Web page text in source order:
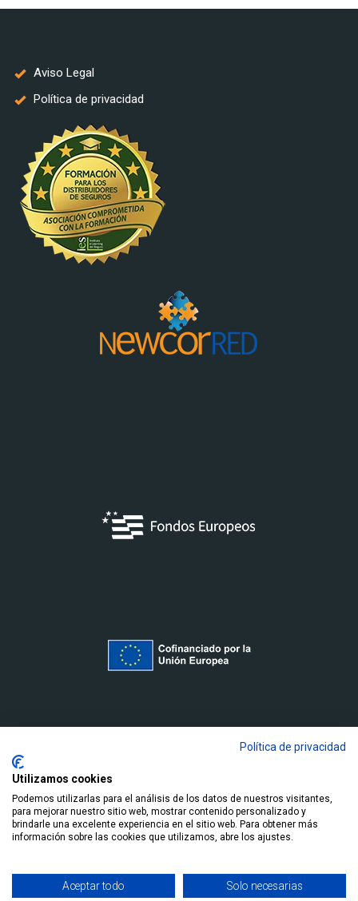
Aviso Legal
Política de privacidad
Diseño y desarrollo: THEGECOCOMPANY
Política de privacidad
Utilizamos cookies
Podemos utilizarlas para el análisis de los datos de nuestros visitantes,
para mejorar nuestro sitio web, mostrar contenido personalizado y
brindarle una excelente experiencia en el sitio web. Para obtener más
información sobre las cookies que utilizamos, abre los ajustes.
Aceptar todo Solo necesarias